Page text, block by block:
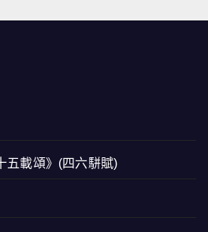
五載頌》(四六駢賦)